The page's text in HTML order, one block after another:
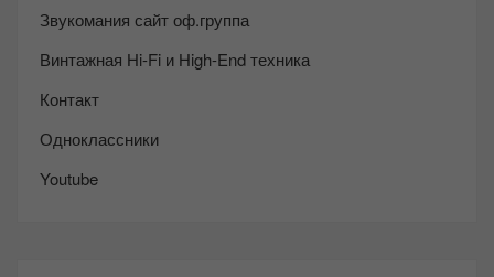
Звукомания сайт оф.группа
Винтажная Hi-Fi и High-End техника
Контакт
Одноклассники
Youtube